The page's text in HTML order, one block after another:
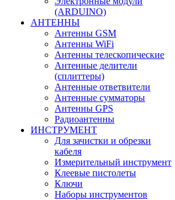
(ARDUINO)
АНТЕННЫ
Антенны GSM
Антенны WiFi
Антенны телескопические
Антенные делители
(сплиттеры)
Антенные ответвители
Антенные сумматоры
Антенны GPS
Радиоантенны
ИНСТРУМЕНТ
Для зачистки и обрезки
кабеля
Измерительный инструмент
Клеевые пистолеты
Ключи
Наборы инструментов